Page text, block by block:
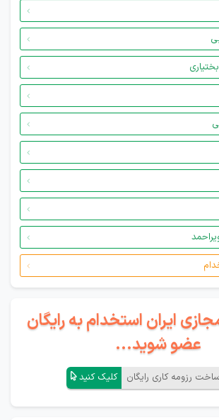
ایران استخدام به رایگان
عضو شوید...
رزومه کاری رایگان کلیک کنید